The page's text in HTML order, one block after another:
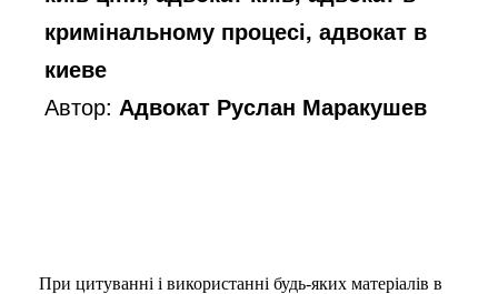
кримінальному процесі, адвокат в
киеве
Автор: Адвокат Руслан Маракушев
При цитуванні і використанні будь-яких матеріалів в